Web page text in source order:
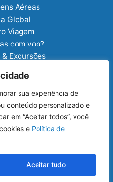
sua experiência de
conteúdo personalizado e
em “Aceitar todos”, você
e Política de
Aceitar tudo
Aéreas
Global
Viagem
com voo?
& Excursões
Viajar Melhor